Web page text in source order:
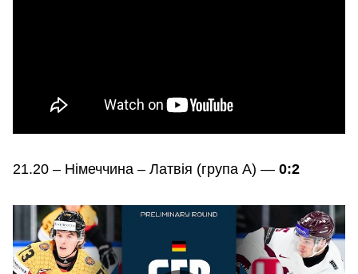
21.20 – Німеччина – Латвія (група А) — 0:2